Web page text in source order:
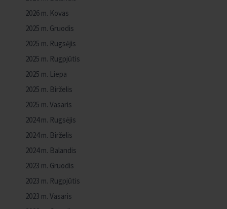
2026 m. Kovas
2025 m. Gruodis
2025 m. Rugsėjis
2025 m. Rugpjūtis
2025 m. Liepa
2025 m. Birželis
2025 m. Vasaris
2024 m. Rugsėjis
2024 m. Birželis
2024 m. Balandis
2023 m. Gruodis
2023 m. Rugpjūtis
2023 m. Vasaris